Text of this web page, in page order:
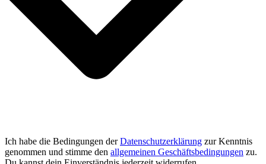
Ich habe die Bedingungen der Datenschutzerklärung zur Kenntnis
genommen und stimme den allgemeinen Geschäftsbedingungen zu.